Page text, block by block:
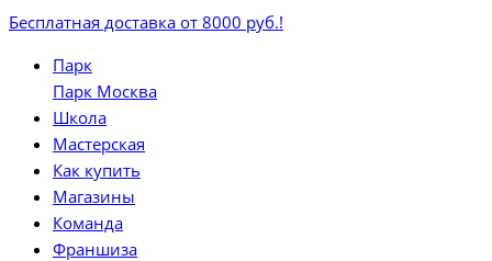
Бесплатная доставка от 8000 руб.!
Парк
Парк Москва
Школа
Мастерская
Как купить
Магазины
Команда
Франшиза